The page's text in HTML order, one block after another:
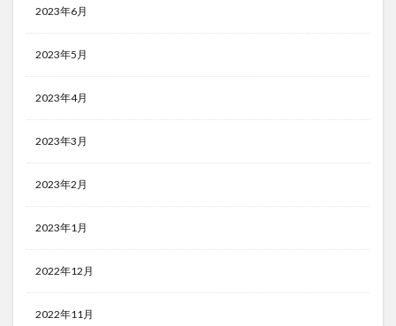
2023年6月
2023年5月
2023年4月
2023年3月
2023年2月
2023年1月
2022年12月
2022年11月